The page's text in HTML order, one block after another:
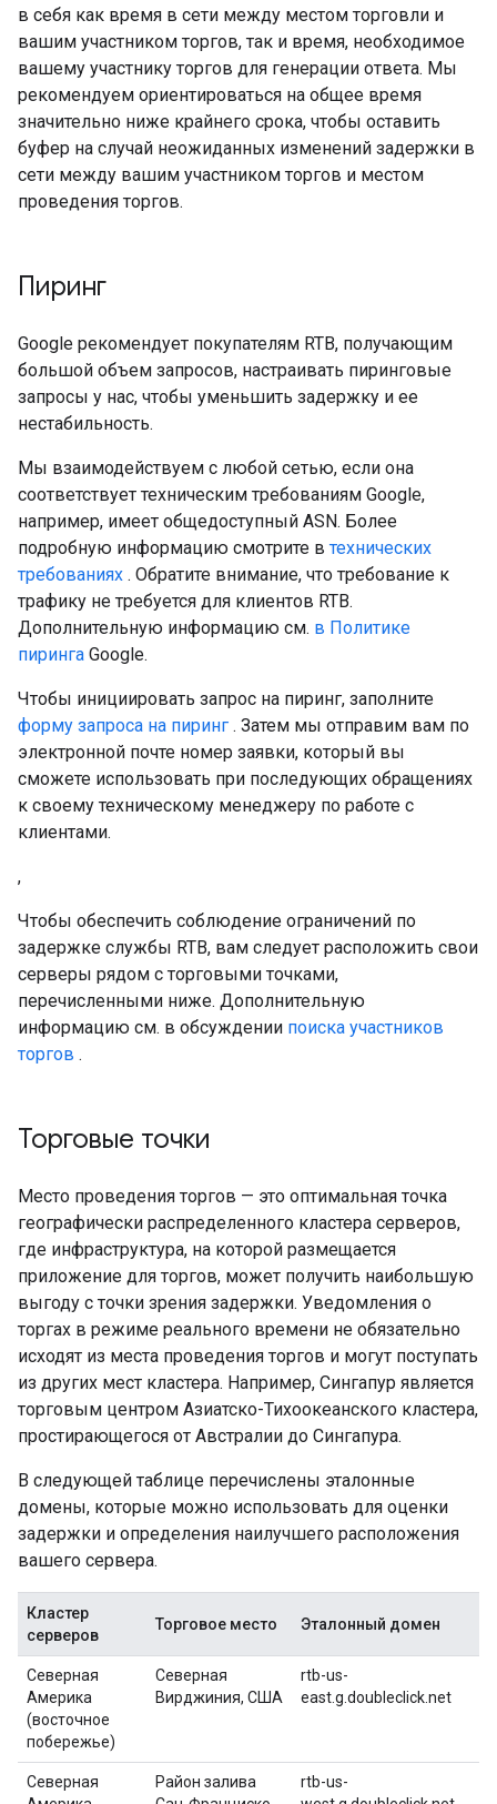
в себя как время в сети между местом торговли и
вашим участником торгов, так и время, необходимое
вашему участнику торгов для генерации ответа. Мы
рекомендуем ориентироваться на общее время
значительно ниже крайнего срока, чтобы оставить
буфер на случай неожиданных изменений задержки в
сети между вашим участником торгов и местом
проведения торгов.
Пиринг
Google рекомендует покупателям RTB, получающим
большой объем запросов, настраивать пиринговые
запросы у нас, чтобы уменьшить задержку и ее
нестабильность.
Мы взаимодействуем с любой сетью, если она
соответствует техническим требованиям Google,
например, имеет общедоступный ASN. Более
подробную информацию смотрите в технических
требованиях . Обратите внимание, что требование к
трафику не требуется для клиентов RTB.
Дополнительную информацию см. в Политике
пиринга Google.
Чтобы инициировать запрос на пиринг, заполните
форму запроса на пиринг . Затем мы отправим вам по
электронной почте номер заявки, который вы
сможете использовать при последующих обращениях
к своему техническому менеджеру по работе с
клиентами.
,
Чтобы обеспечить соблюдение ограничений по
задержке службы RTB, вам следует расположить свои
серверы рядом с торговыми точками,
перечисленными ниже. Дополнительную
информацию см. в обсуждении поиска участников
торгов .
Торговые точки
Место проведения торгов — это оптимальная точка
географически распределенного кластера серверов,
где инфраструктура, на которой размещается
приложение для торгов, может получить наибольшую
выгоду с точки зрения задержки. Уведомления о
торгах в режиме реального времени не обязательно
исходят из места проведения торгов и могут поступать
из других мест кластера. Например, Сингапур является
торговым центром Азиатско-Тихоокеанского кластера,
простирающегося от Австралии до Сингапура.
В следующей таблице перечислены эталонные
домены, которые можно использовать для оценки
задержки и определения наилучшего расположения
вашего сервера.
Кластер
серверов
Торговое место Эталонный домен
Северная
Америка
(восточное
побережье)
Северная
Вирджиния, США
rtb-us-
east.g.doubleclick.net
Северная
Район залива
rtb-us-